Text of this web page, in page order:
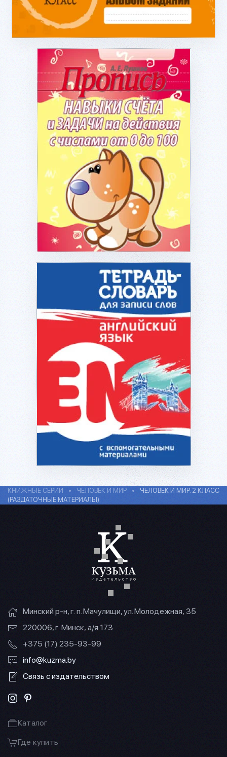
Подробнее...
Подробнее...
КНИЖНЫЕ СЕРИИ ЧЕЛОВЕК И МИР
ЧЕЛОВЕК И МИР. 2 КЛАСС
(РАЗДАТОЧНЫЕ МАТЕРИАЛЫ)
Минский р-н, г. п. Мачулищи, ул. Молодежная, 35
220006, г. Минск, а/я 173
+375 (17) 235-93-99
info@kuzma.by
Связь с издательством
Каталог
Где купить